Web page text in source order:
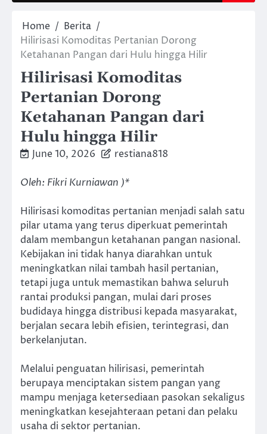
Home
Berita
Hilirisasi Komoditas Pertanian Dorong
Ketahanan Pangan dari Hulu hingga Hilir
Hilirisasi Komoditas
Pertanian Dorong
Ketahanan Pangan dari
Hulu hingga Hilir
June 10, 2026 restiana818
Oleh: Fikri Kurniawan )*
Hilirisasi komoditas pertanian menjadi salah satu
pilar utama yang terus diperkuat pemerintah
dalam membangun ketahanan pangan nasional.
Kebijakan ini tidak hanya diarahkan untuk
meningkatkan nilai tambah hasil pertanian,
tetapi juga untuk memastikan bahwa seluruh
rantai produksi pangan, mulai dari proses
budidaya hingga distribusi kepada masyarakat,
berjalan secara lebih efisien, terintegrasi, dan
berkelanjutan.
Melalui penguatan hilirisasi, pemerintah
berupaya menciptakan sistem pangan yang
mampu menjaga ketersediaan pasokan sekaligus
meningkatkan kesejahteraan petani dan pelaku
usaha di sektor pertanian.